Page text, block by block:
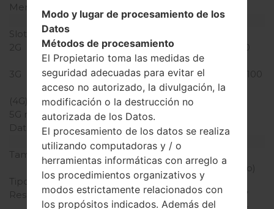
Memoria externa
microSD, hasta 32 GB
Red y Datos
Slot de tarjeta
2G
GSM 850/900/1800/1900
MHz
3G
HSDPA 850/900/1900/2100
MHz
(4G) LTE
LTE 700 / 1800 / 2600
5G network
-
Datos
GPRS,EDGE
Pantalla
Tamaño de la pantalla
5.3 pulgadas (~70.9%
relación pantalla-cuerpo)
Tipo de Pantalla
IPS LCD
Resolución de Pantalla
720 x 1280 píxeles (~277
Modo y lugar de procesamiento de los
Datos
Métodos de procesamiento
El Propietario toma las medidas de
seguridad adecuadas para evitar el
acceso no autorizado, la divulgación, la
modificación o la destrucción no
autorizada de los Datos.
El procesamiento de los datos se realiza
utilizando computadoras y / o
herramientas informáticas con arreglo a
los procedimientos organizativos y
modos estrictamente relacionados con
los propósitos indicados. Además del